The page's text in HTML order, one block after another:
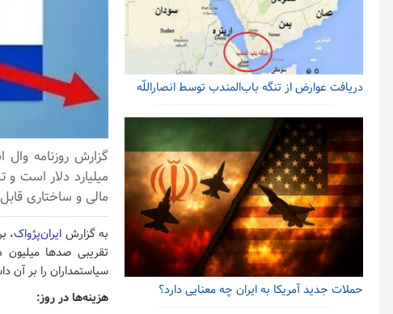
میلیارد دلار است
مالی و ساختاری
به گزارش ایران‌پژواک،
تقریبی صدها میلیون
سیاستمداران را بر آن
هزینه‌ها در روز:
دریافت عوارض از تنگه باب‌المندب توسط انصاراللّه
حملات جدید آمریکا به ایران چه معنایی دارد؟